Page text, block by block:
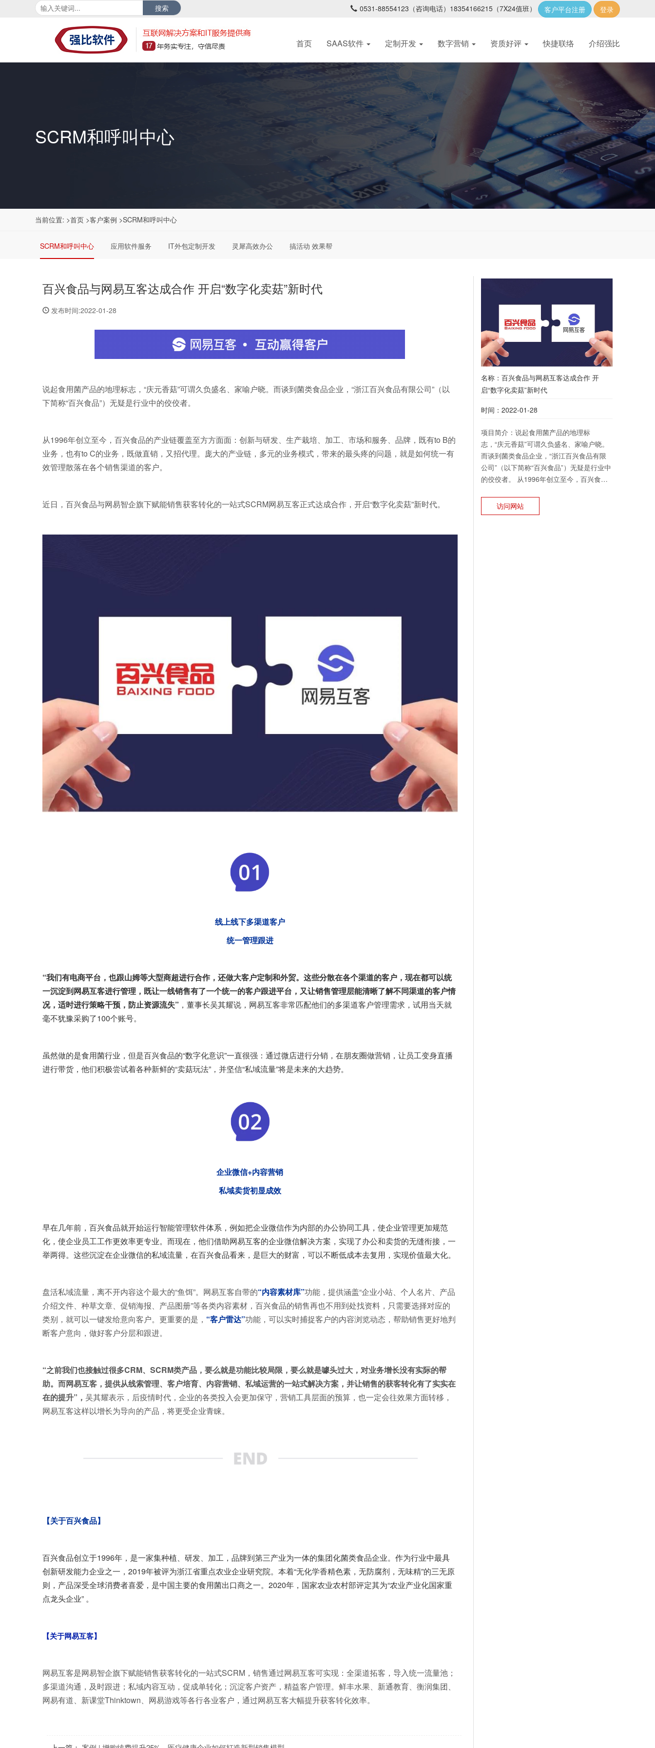
搜索 0531-88554123（咨询电话）18354166215 （7X24值班） 客户平台注册 登录
首页 SAAS软件 定制开发 数字营销 资质好评 快捷联络 介绍强比
SCRM和呼叫中心
当前位置: >首页 >客户案例 >SCRM和呼叫中心
SCRM和呼叫中心 应用软件服务 IT外包定制开发 灵犀高效办公 搞活动 效果帮
百兴食品与网易互客达成合作 开启“数字化卖菇”新时代
发布时间:2022-01-28
说起食用菌产品的地理标志，“庆元香菇”可谓久负盛名、家喻户晓。而谈到菌类食品企业，“浙江百兴食品有限公司”（以
下简称“百兴食品”）无疑是行业中的佼佼者。
从1996年创立至今，百兴食品的产业链覆盖至方方面面：创新与研发、生产栽培、加工、市场和服务、品牌，既有to B的
业务，也有to C的业务，既做直销，又招代理。庞大的产业链，多元的业务模式，带来的最头疼的问题，就是如何统一有
效管理散落在各个销售渠道的客户。
近日，百兴食品与网易智企旗下赋能销售获客转化的一站式SCRM网易互客正式达成合作，开启“数字化卖菇”新时代。
线上线下多渠道客户
统一管理跟进
“我们有电商平台，也跟山姆等大型商超进行合作，还做大客户定制和外贸。这些分散在各个渠道的客户，现在都可以统
一沉淀到网易互客进行管理，既让一线销售有了一个统一的客户跟进平台，又让销售管理层能清晰了解不同渠道的客户情
况，适时进行策略干预，防止资源流失” ，董事长吴其耀说，网易互客非常匹配他们的多渠道客户管理需求，试用当天就
毫不犹豫采购了100个账号。
虽然做的是食用菌行业，但是百兴食品的“数字化意识”一直很强：通过微店进行分销，在朋友圈做营销，让员工变身直播
进行带货，他们积极尝试着各种新鲜的“卖菇玩法”，并坚信“私域流量”将是未来的大趋势。
企业微信+内容营销
私域卖货初显成效
早在几年前，百兴食品就开始运行智能管理软件体系，例如把企业微信作为内部的办公协同工具，使企业管理更加规范
化，使企业员工工作更效率更专业。而现在，他们借助网易互客的企业微信解决方案，实现了办公和卖货的无缝衔接，一
举两得。这些沉淀在企业微信的私域流量，在百兴食品看来，是巨大的财富，可以不断低成本去复用，实现价值最大化。
盘活私域流量，离不开内容这个最大的“鱼饵”。网易互客自带的“内容素材库”功能，提供涵盖“企业小站、个人名片、产品
介绍文件、种草文章、促销海报、产品图册”等各类内容素材，百兴食品的销售再也不用到处找资料，只需要选择对应的
类别，就可以一键发给意向客户。更重要的是， “客户雷达”功能，可以实时捕捉客户的内容浏览动态，帮助销售更好地判
断客户意向，做好客户分层和跟进。
“之前我们也接触过很多CRM、SCRM类产品，要么就是功能比较局限，要么就是噱头过大，对业务增长没有实际的帮
助。而网易互客，提供从线索管理、客户培育、内容营销、私域运营的一站式解决方案，并让销售的获客转化有了实实在
在的提升”， 吴其耀表示，后疫情时代，企业的各类投入会更加保守，营销工具层面的预算，也一定会往效果方面转移，
网易互客这样以增长为导向的产品，将更受企业青睐。
【关于百兴食品】
百兴食品创立于1996年，是一家集种植、研发、加工，品牌到第三产业为一体的集团化菌类食品企业。作为行业中最具
创新研发能力企业之一，2019年被评为浙江省重点农业企业研究院。本着“无化学香精色素，无防腐剂，无味精”的三无原
则，产品深受全球消费者喜爱，是中国主要的食用菌出口商之一。2020年，国家农业农村部评定其为“农业产业化国家重
点龙头企业” 。
【关于网易互客】
网易互客是网易智企旗下赋能销售获客转化的一站式SCRM，销售通过网易互客可实现：全渠道拓客，导入统一流量池；
多渠道沟通，及时跟进；私域内容互动，促成单转化；沉淀客户资产，精益客户管理。鲜丰水果、新通教育、衡润集团、
网易有道、新课堂Thinktown、网易游戏等各行各业客户，通过网易互客大幅提升获客转化效率。
名称：百兴食品与网易互客达成合作 开
启“数字化卖菇”新时代
时间：2022-01-28
项目简介：说起食用菌产品的地理标
志，“庆元香菇”可谓久负盛名、家喻户晓。
而谈到菌类食品企业，“浙江百兴食品有限
公司”（以下简称“百兴食品”）无疑是行业中
的佼佼者。 从1996年创立至今，百兴食品
产栽培、加工、市场和服务、品牌，既有to
B的业务，也有to C的业
访问网站